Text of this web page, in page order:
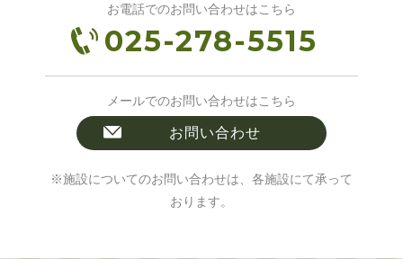
お電話でのお問い合わせはこちら
025-278-5515
メールでのお問い合わせはこちら
お問い合わせ
※施設についてのお問い合わせは、各施設にて承って
おります。